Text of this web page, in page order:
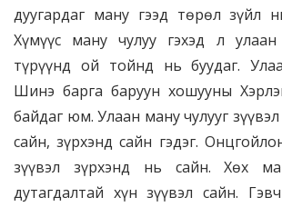
дуугардаг ману гээд төрөл зүйл
Хүмүүс ману чулуу гэхэд л
түрүүнд ой тойнд нь буудаг.
Шинэ барга баруун хошууны
байдаг юм. Улаан ману чулууг
сайн, зүрхэнд сайн гэдэг.
зүүвэл зүрхэнд нь сайн. Хөх
дутагдалтай хүн зүүвэл сайн.